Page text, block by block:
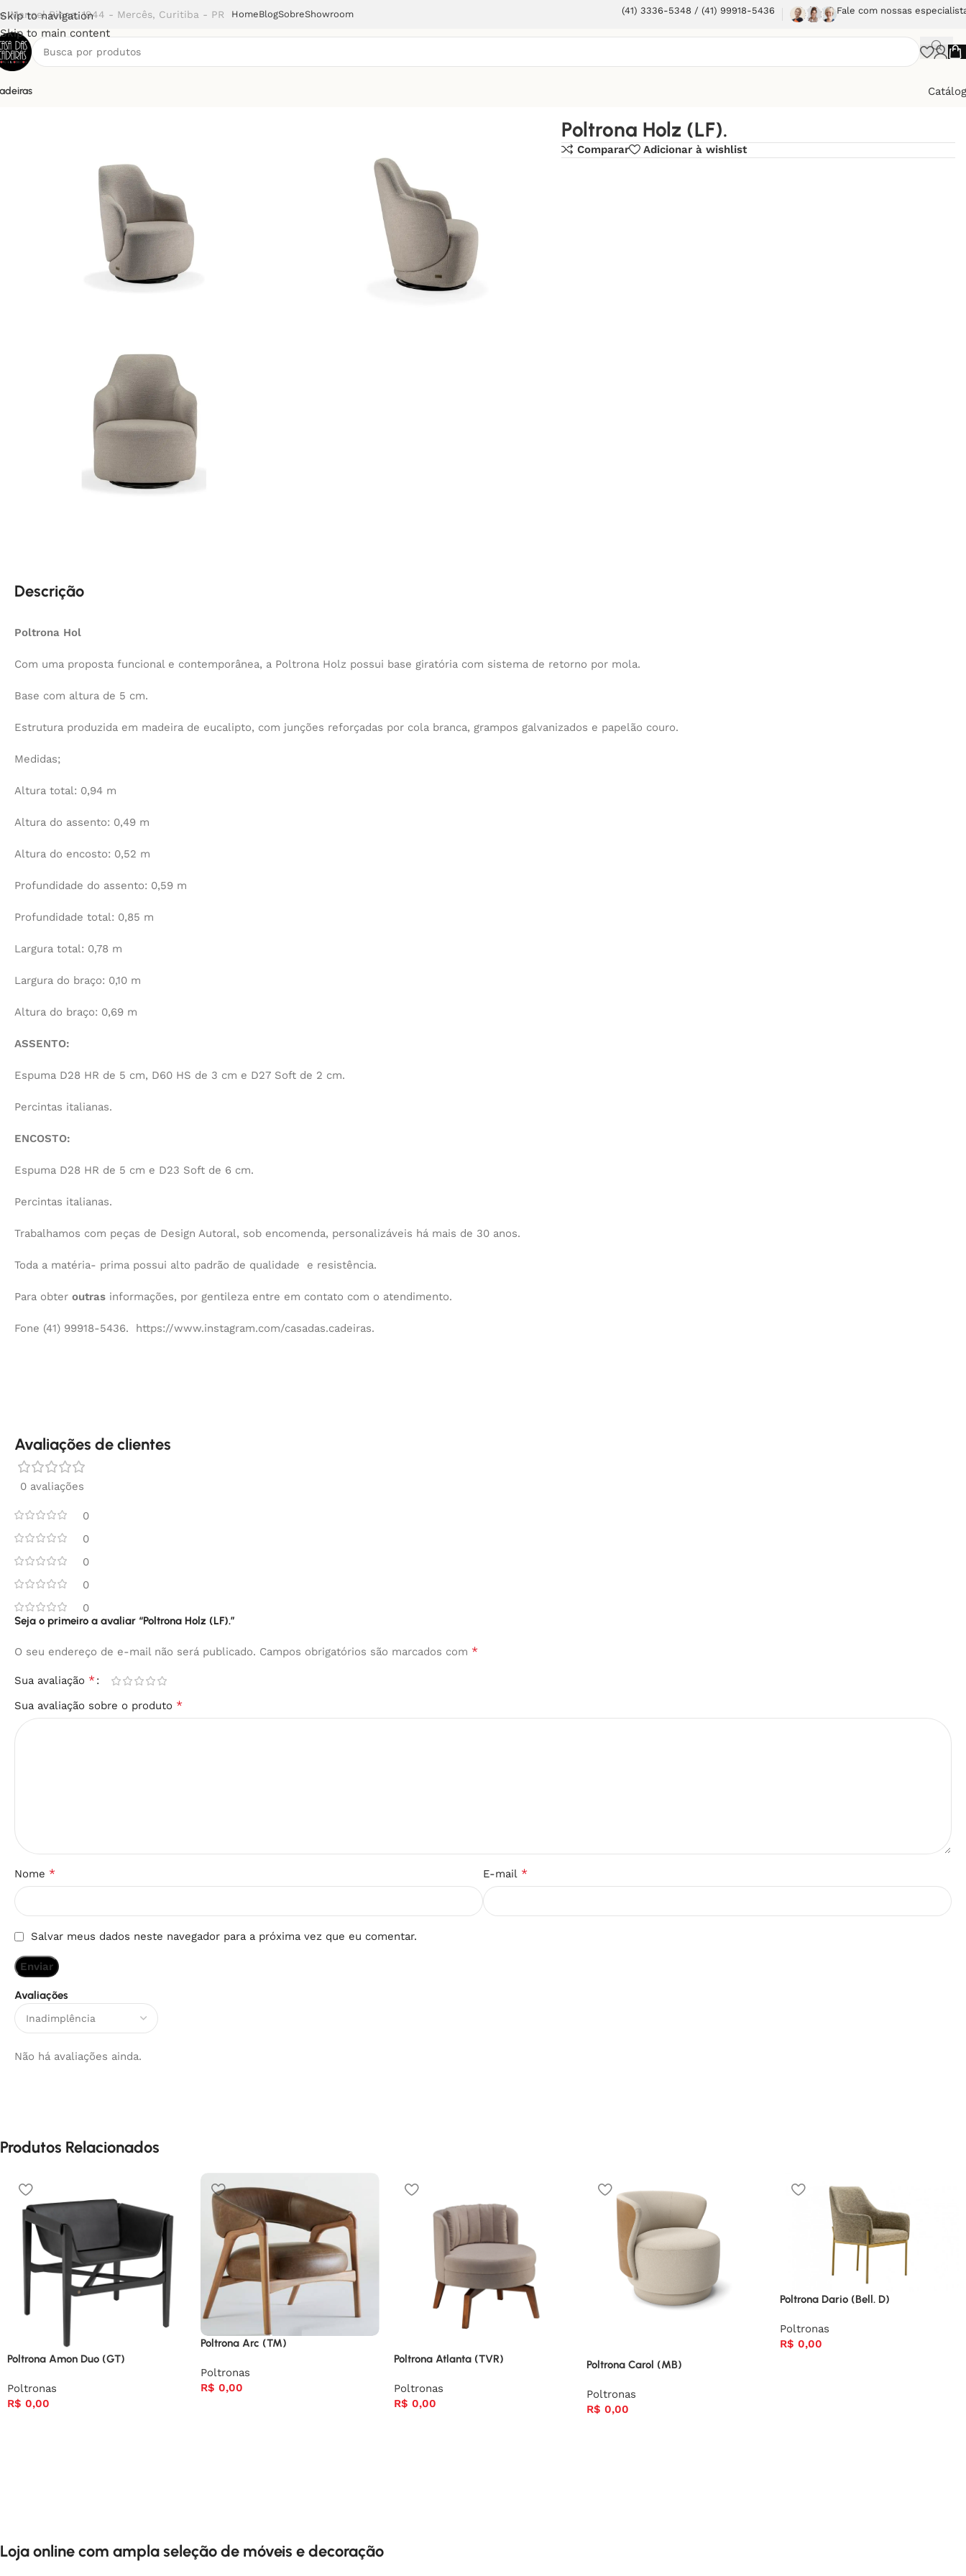
Skip to navigation
Skip to main content
Manoel Ribas, 1944 - Mercês, Curitiba - PR HomeBlogSobreShowroom (41) 3336-5348 / (41) 99918-5436 Fale com nossas
Poltrona Holz (LF).
Comparar Adicionar à wishlist
Descrição
Poltrona Hol
Com uma proposta funcional e contemporânea, a Poltrona Holz possui base giratória com sistema de retorno por mola.
Base com altura de 5 cm.
Estrutura produzida em madeira de eucalipto, com junções reforçadas por cola branca, grampos galvanizados e papelão couro.
Medidas;
Altura total: 0,94 m
Altura do assento: 0,49 m
Altura do encosto: 0,52 m
Profundidade do assento: 0,59 m
Profundidade total: 0,85 m
Largura total: 0,78 m
Largura do braço: 0,10 m
Altura do braço: 0,69 m
ASSENTO:
Espuma D28 HR de 5 cm, D60 HS de 3 cm e D27 Soft de 2 cm.
Percintas italianas.
ENCOSTO:
Espuma D28 HR de 5 cm e D23 Soft de 6 cm.
Percintas italianas.
Trabalhamos com peças de Design Autoral, sob encomenda, personalizáveis há mais de 30 anos.
Toda a matéria- prima possui alto padrão de qualidade e resistência.
Para obter outras informações, por gentileza entre em contato com o atendimento.
Fone (41) 99918-5436. https://www.instagram.com/casadas.cadeiras.
Avaliações de clientes
0 avaliações
0
0
0
0
0
Avaliações
Não há avaliações ainda.
Seja o primeiro a avaliar “Poltrona Holz (LF).”
O seu endereço de e-mail não será publicado. Campos obrigatórios são marcados com *
Sua avaliação *
Sua avaliação sobre o produto *
Nome * E-mail *
Salvar meus dados neste navegador para a próxima vez que eu comentar.
Produtos Relacionados
Poltrona Amon Duo (GT)
Poltronas
R$ 0,00
Poltrona Arc (TM)
Poltronas
R$ 0,00
Poltrona Atlanta (TVR)
Poltronas
R$ 0,00
Poltrona Carol (MB)
Poltronas
R$ 0,00
Poltrona Dario (Bell. D)
Poltronas
R$ 0,00
Loja online com ampla seleção de móveis e decoração